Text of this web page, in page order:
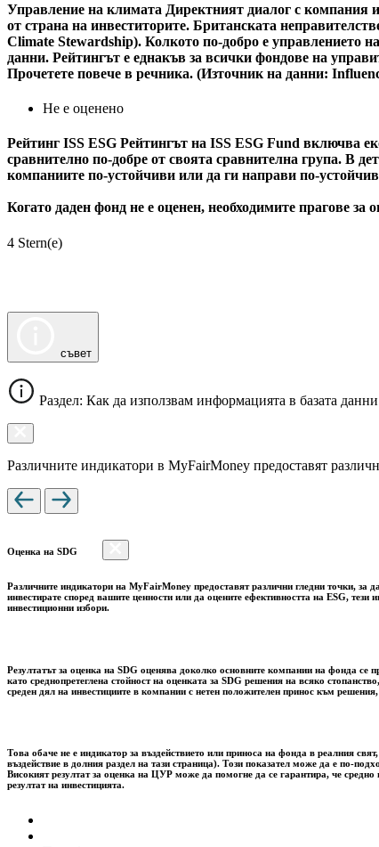
Управление на климата Директният диалог с компания
от страна на инвеститорите. Британската
Climate Stewardship). Колкото по-добро е управлението
данни. Рейтингът е еднакъв за всички фондове на
Прочетете повече в речника. (Източник на данни:
Не е оценено
Рейтинг ISS ESG Рейтингът на ISS ESG Fund включва
сравнително по-добре от своята сравнителна група. В
компаниите по-устойчиви или да ги направи по-
Когато даден фонд не е оценен, необходимите прагове
4 Stern(e)
съвет
Раздел: Как да използвам информацията в базата
Различните индикатори в MyFairMoney предоставят
Оценка на SDG
Различните индикатори на MyFairMoney предоставят различни гледни точки, за
инвестирате според вашите ценности или да оцените ефективността на ESG,
инвестиционни избори.
Резултатът за оценка на SDG оценява доколко основните компании на фонда се
като среднопретеглена стойност на оценката за SDG решения на всяко
среден дял на инвестициите в компании с нетен положителен принос към
Това обаче не е индикатор за въздействието или приноса на фонда в реалния
въздействие в долния раздел на тази страница). Този показател може да е по-
Високият резултат за оценка на ЦУР може да помогне да се гарантира, че
резултат на инвестицията.